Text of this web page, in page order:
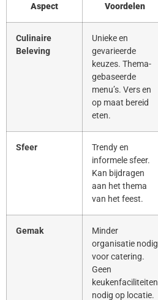
Aspect Voordelen
Culinaire
Beleving
Unieke en
gevarieerde
keuzes. Thema-
gebaseerde
menu’s. Vers en
op maat bereid
eten.
Sfeer
Trendy en
informele sfeer.
Kan bijdragen
aan het thema
van het feest.
Gemak
Minder
organisatie nodig
voor catering.
Geen
keukenfaciliteiten
nodig op locatie.